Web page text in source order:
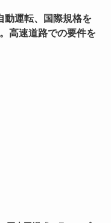
動運転、国際規格を
高速道路での要件を